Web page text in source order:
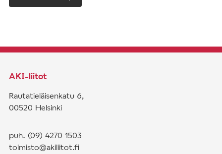
AKI-liitot
Rautatieläisenkatu 6,
00520 Helsinki
puh. (09) 4270 1503
toimisto@akiliitot.fi